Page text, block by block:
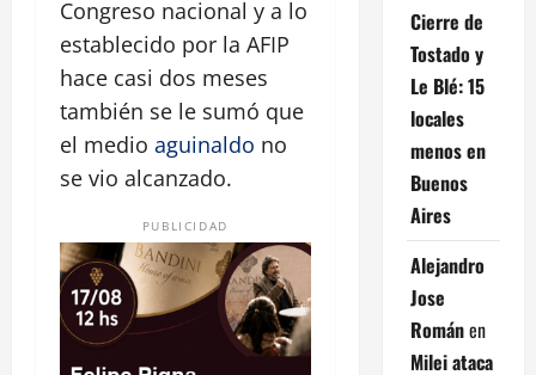
Congreso nacional y a lo
establecido por la AFIP
hace casi dos meses
también se le sumó que
el medio aguinaldo no
se vio alcanzado.
PUBLICIDAD
Cierre de
Tostado y
Le Blé: 15
locales
menos en
Buenos
Aires
Alejandro
Jose
Románen
Milei ataca